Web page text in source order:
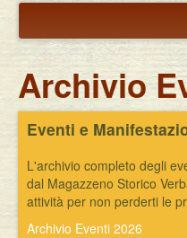
Annuncio termine
Carlo Alessandro
Associazione
Pubblicazioni
Eventi
Archivio
Eventi e
L'archivio completo degli
dal Magazzeno Storico
attività per non perderti le
Archivio Eventi 2026